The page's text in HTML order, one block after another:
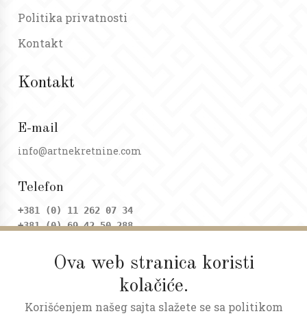
Ova web stranica koristi
kolačiće.
Korišćenjem našeg sajta slažete se sa politikom
Politika privatnosti
Kontakt
Kontakt
E-mail
info@artnekretnine.com
Telefon
+381 (0) 11 262 07 34
+381 (0) 69 42 50 288
Adresa
Dositejeva 9, Trg republike